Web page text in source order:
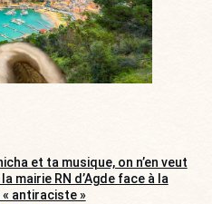
et ta musique, on n’en veut
la mairie RN d’Agde face à la
antiraciste »